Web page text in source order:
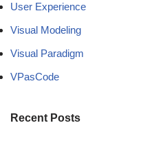
User Experience
Visual Modeling
Visual Paradigm
VPasCode
Recent Posts